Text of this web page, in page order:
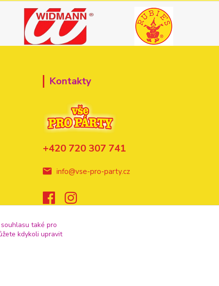
Kontakty
+420 720 307 741
info@vse-pro-party.cz
také pro
kdykoli upravit